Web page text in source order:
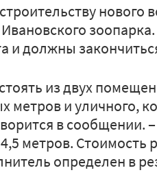
нового
и должны
из двух
метров и уличного,
в сообщении.
метров. Стоимость
определен в